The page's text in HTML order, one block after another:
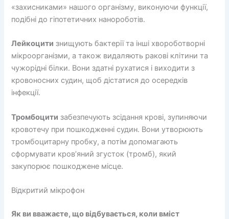
«захисниками» нашого організму, виконуючи функції,
подібні до гіпотетичних нанороботів.
Лейкоцити знищують бактерії та інші хвороботворні
мікроорганізми, а також видаляють ракові клітини та
чужорідні білки. Вони здатні рухатися і виходити з
кровоносних судин, щоб дістатися до осередків
інфекції.
Тромбоцити забезпечують зсідання крові, зупиняючи
кровотечу при пошкодженні судин. Вони утворюють
тромбоцитарну пробку, а потім допомагають
сформувати кров’яний згусток (тромб), який
закупорює пошкоджене місце.
Відкритий мікрофон
Як ви вважаєте, що відбувається, коли вміст